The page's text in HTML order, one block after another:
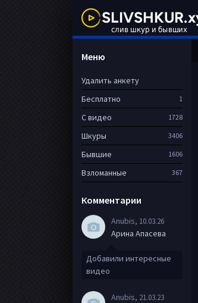
Меню
Удалить анкету
Бесплатно
1
С видео 1728
Шкуры 3406
Бывшие 1606
Взломанные 367
Комментарии
Anubis, 10.03.26
Арина Апасева
Добавили интересные
видео
Anubis, 21.03.23